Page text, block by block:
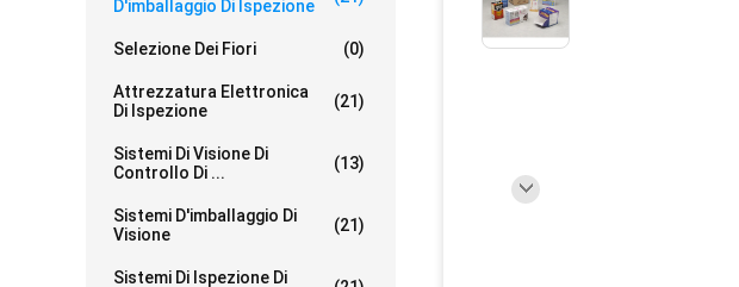
D'imballaggio Di Ispezione
Selezione Dei Fiori (0)
Attrezzatura Elettronica
Di Ispezione
(21)
Sistemi Di Visione Di
Controllo Di ...
(13)
Sistemi D'imballaggio Di
Visione
(21)
Sistemi Di Ispezione Di